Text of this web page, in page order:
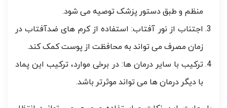
منظم و طبق دستور پزشک توصیه می شود.
اجتناب از نور آفتاب: استفاده از کرم های ضدآفتاب در
زمان مصرف می تواند به محافظت از پوست کمک کند.
ترکیب با سایر درمان ها: در برخی موارد، ترکیب این پماد
با دیگر درمان ها می تواند موثرتر باشد.